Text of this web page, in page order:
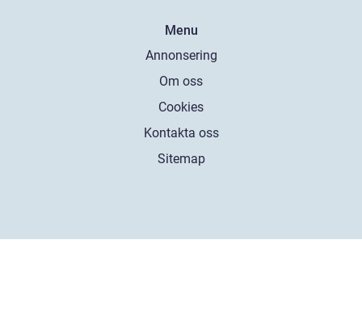
Menu
Annonsering
Om oss
Cookies
Kontakta oss
Sitemap